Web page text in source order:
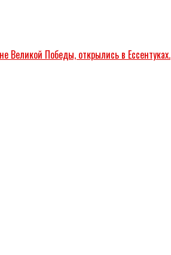
Великой Победы, открылись в Ессентуках.